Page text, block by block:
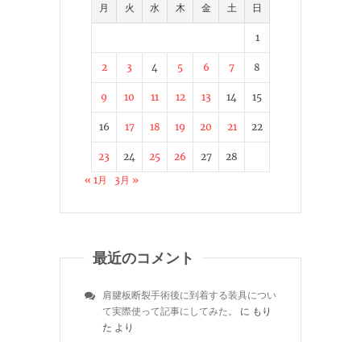
月 火 水 木 金 土 日
1
2 3 4 5 6 7 8
9 10 11 12 13 14 15
16 17 18 19 20 21 22
23 24 25 26 27
28
« 1月
3月 »
最近のコメント
肩腱板断裂手術後に到着する装具につい
て実際使って記事にしてみた。
に もり
た より